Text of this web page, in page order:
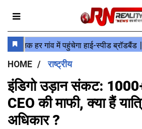
HOME राष्ट्रीय
इंडिगो उड़ान संकट:
CEO की माफी, क्या हैं
अधिकार ?